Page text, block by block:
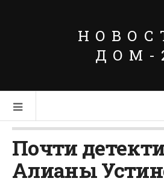
ДОМ-
Почти
Алианы